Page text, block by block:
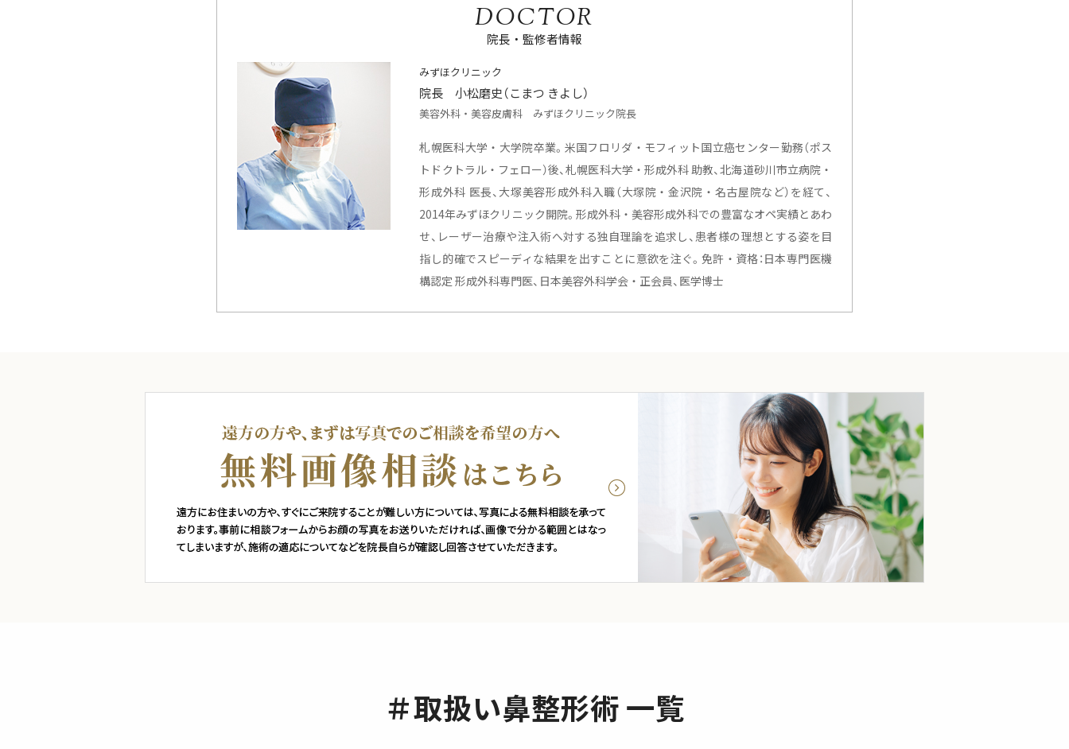
DOCTOR
院長・監修者情報
みずほクリニック
院長 小松磨史（こまつ きよし）
美容外科・美容皮膚科 みずほクリニック院長
札幌医科大学・大学院卒業。米国フロリダ・モフィット国立癌センター勤務（ポス
トドクトラル・フェロー）後、札幌医科大学・形成外科 助教、北海道砂川市立病院・
形成外科 医長、大塚美容形成外科入職（大塚院・金沢院・名古屋院など）を経て、
2014年みずほクリニック開院。形成外科・美容形成外科での豊富なオペ実績とあわ
せ、レーザー治療や注入術へ対する独自理論を追求し、患者様の理想とする姿を目
指し的確でスピーディな結果を出すことに意欲を注ぐ。免許・資格：日本専門医機
構認定 形成外科専門医、日本美容外科学会・正会員、医学博士
＃取扱い鼻整形術 一覧